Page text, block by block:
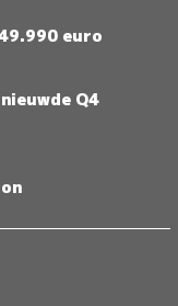
euro
Q4